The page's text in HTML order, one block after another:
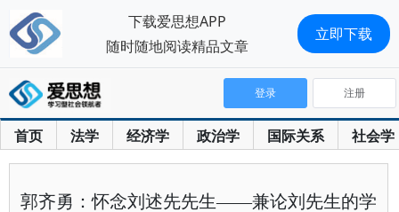
首页 法学 经济学 政治学 国际关系 社会学
登录 注册
郭齐勇：怀念刘述先先生——兼论刘先生的学
下载爱思想APP
随时随地阅读精品文章
立即下载